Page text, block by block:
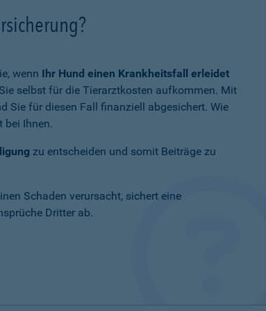
wenn Ihr Hund einen Krankheitsfall erleidet
selbst für die Tierarztkosten aufkommen. Mit
Sie für diesen Fall finanziell abgesichert. Wie
bei Ihnen.
zu entscheiden und somit Beiträge zu
Schaden verursacht, sichert eine
Dritter ab.